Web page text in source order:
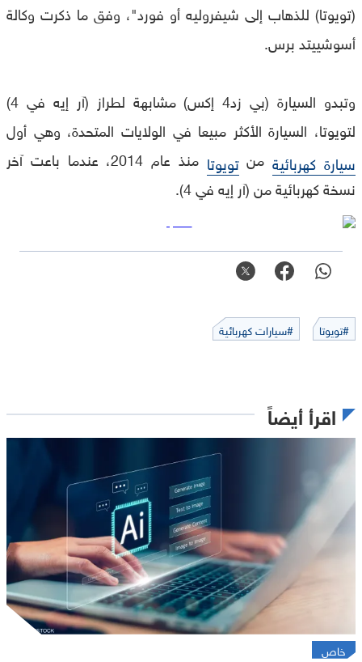
(تويوتا) للذهاب إلى شيفروليه أو فورد"، وفق ما ذكرت وكالة
أسوشييتد برس.
وتبدو السيارة (بي زد4 إكس) مشابهة لطراز (آر إيه في 4)
لتويوتا، السيارة الأكثر مبيعا في الولايات المتحدة، وهي أول
سيارة كهربائيةمنتويوتا
منذ عام 2014، عندما باعت آخر
نسخة كهربائية من (آر إيه في 4).
#تويوتا #سيارات كهربائية
اقرأ أيضاً
خاص